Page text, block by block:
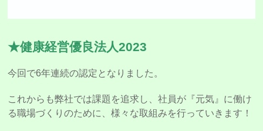
★健康経営優良法人2023
今回で6年連続の認定となりました。
これからも弊社では課題を追求し、社員が『元気』に働け
る職場づくりのために、様々な取組みを行っていきます！